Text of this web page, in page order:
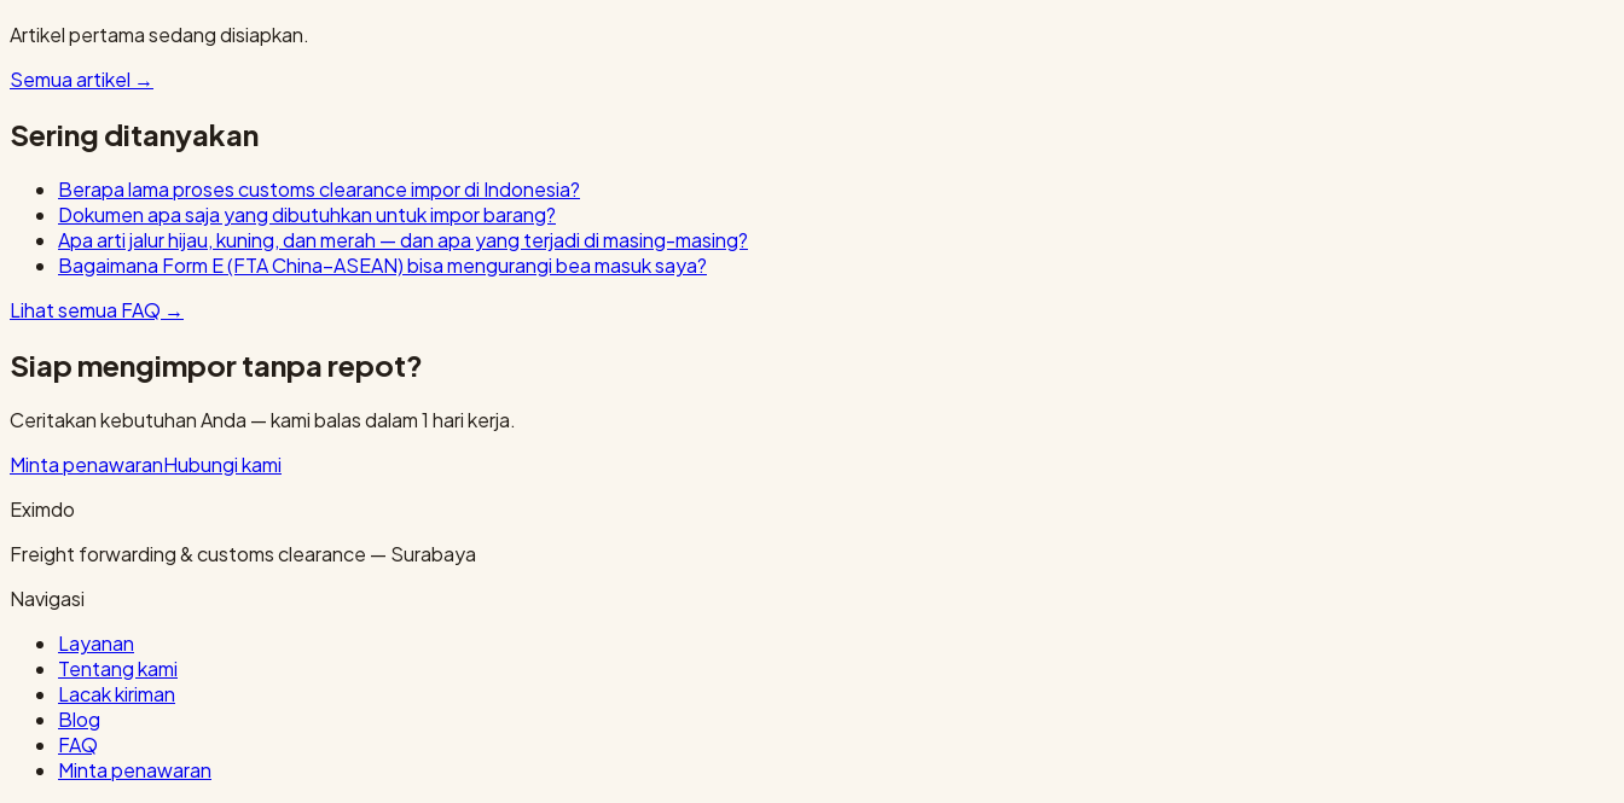
Artikel pertama sedang disiapkan.
Semua artikel →
Sering ditanyakan
Berapa lama proses customs clearance impor di Indonesia?
Dokumen apa saja yang dibutuhkan untuk impor barang?
Apa arti jalur hijau, kuning, dan merah — dan apa yang terjadi di masing-masing?
Bagaimana Form E (FTA China–ASEAN) bisa mengurangi bea masuk saya?
Lihat semua FAQ →
Siap mengimpor tanpa repot?
Ceritakan kebutuhan Anda — kami balas dalam 1 hari kerja.
Minta penawaranHubungi kami
Eximdo
Freight forwarding & customs clearance — Surabaya
Navigasi
Layanan
Tentang kami
Lacak kiriman
Blog
FAQ
Minta penawaran